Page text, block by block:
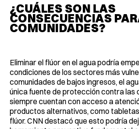
¿CUÁLES SON LAS
CONSECUENCIAS
COMUNIDADES?
Eliminar el flúor en el agua podría
condiciones de los sectores más
comunidades de bajos ingresos, el
única fuente de protección contra las
siempre cuentan con acceso a
productos alternativos, como
flúor. CNN destacó que esto podría